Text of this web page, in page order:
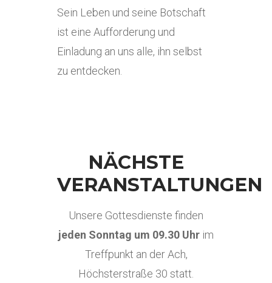
Sein Leben und seine Botschaft
ist eine Aufforderung und
Einladung an uns alle, ihn selbst
zu entdecken.
NÄCHSTE
VERANSTALTUNGEN
Unsere Gottesdienste finden
jeden Sonntag um 09.30 Uhr im
Treffpunkt an der Ach,
Höchsterstraße 30 statt.